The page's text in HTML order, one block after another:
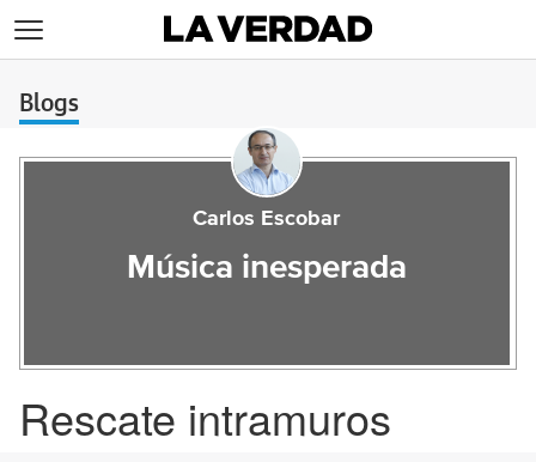
Blogs
Carlos Escobar
Música inesperada
Rescate intramuros